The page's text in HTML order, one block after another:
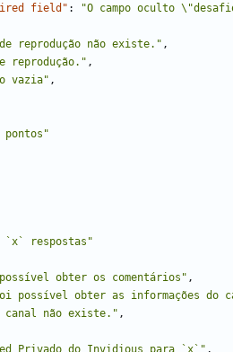
field" :
"O campo oculto
reprodução não existe." ,
reprodução." ,
vazia" ,
`x` respostas"
obter os comentários" ,
possível obter as informações do
canal não existe." ,
Privado do Invidious para `x`" ,